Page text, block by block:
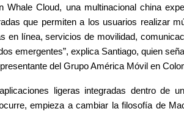
Whale Cloud, una multinacional china
que permiten a los usuarios realizar
en línea, servicios de movilidad,
emergentes”, explica Santiago, quien
del Grupo América Móvil en
ligeras integradas dentro de
empieza a cambiar la filosofía de